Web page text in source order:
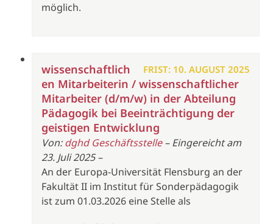
möglich.
FRIST: 10. AUGUST 2025
wissenschaftlich
en Mitarbeiterin / wissenschaftlicher
Mitarbeiter (d/m/w) in der Abteilung
Pädagogik bei Beeinträchtigung der
geistigen Entwicklung
Von:dghd Geschäftsstelle– Eingereicht am
23. Juli 2025 –
An der Europa-Universität Flensburg an der
Fakultät II im Institut für Sonderpädagogik
ist zum 01.03.2026 eine Stelle als